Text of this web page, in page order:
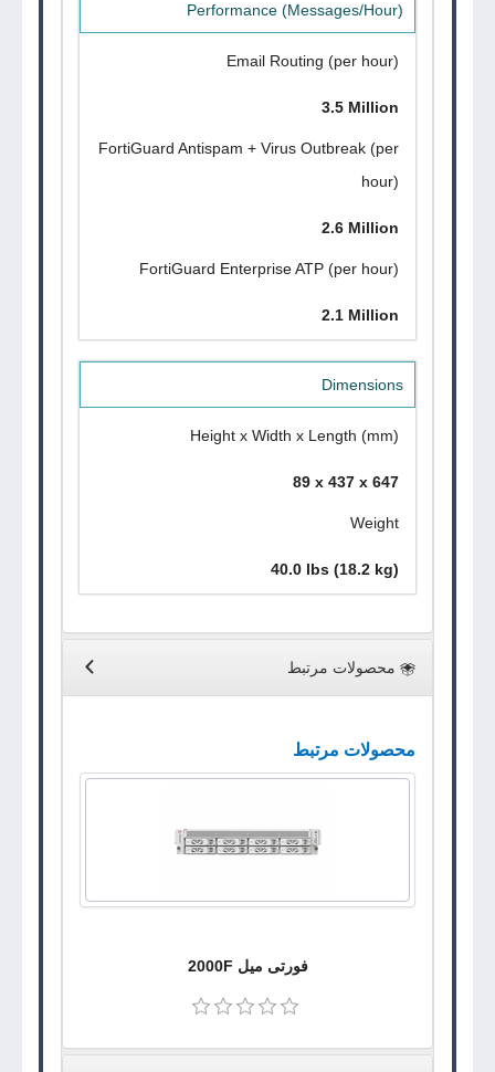
Performance (Messages/Hour)
Email Routing (per hour)
3.5 Million
FortiGuard Antispam + Virus Outbreak (per
hour)
2.6 Million
FortiGuard Enterprise ATP (per hour)
2.1 Million
Dimensions
Height x Width x Length (mm)
89 x 437 x 647
Weight
40.0 lbs (18.2 kg)
محصولات مرتبط
محصولات مرتبط
فورتی میل 2000F